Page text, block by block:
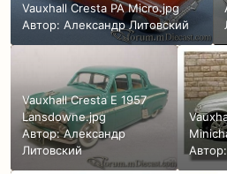
Vauxhall Cresta PA Micro.jpg
Автор: Александр Литовский
Vauxhall Cresta E 1957
Lansdowne.jpg
Автор:Александр
Литовский